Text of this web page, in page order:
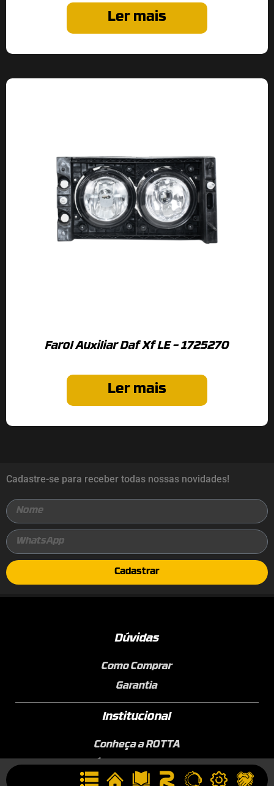
Ler mais
Farol Auxiliar Daf Xf LE – 1725270
Ler mais
Cadastre-se para receber todas nossas novidades!
Cadastrar
Dúvidas
Como Comprar
Garantia
Institucional
Conheça a ROTTA
Área de Membros